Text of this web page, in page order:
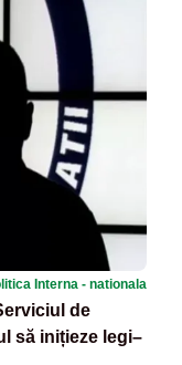
Interna - nationala
de
să inițieze legi–